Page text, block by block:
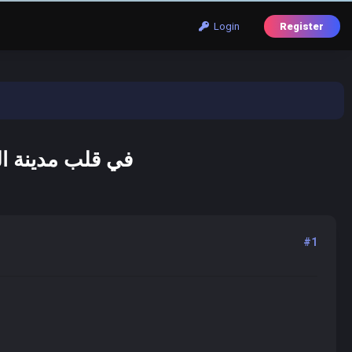
Login Register
في قلب مدينة
#1